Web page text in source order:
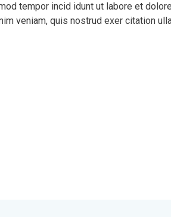
tempor incid idunt ut labore et dolore
veniam, quis nostrud exer citation